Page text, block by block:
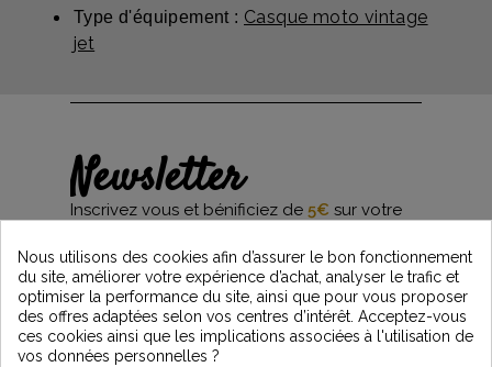
Type d'équipement : Casque moto vintage
jet
Newsletter
Inscrivez vous et bénificiez de 5€ sur votre
et restez informés des dernières nouveautés
Vintage Motors
*Dès 99€ d'achat. En vous abonnant à notre newsletter, vous reconnaissez avoir pris
Nous utilisons des cookies afin d’assurer le bon fonctionnement
du site, améliorer votre expérience d’achat, analyser le trafic et
optimiser la performance du site, ainsi que pour vous proposer
des offres adaptées selon vos centres d’intérêt. Acceptez-vous
ces cookies ainsi que les implications associées à l'utilisation de
vos données personnelles ?